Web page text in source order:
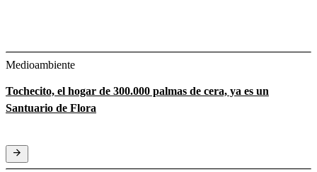
Medioambiente
Tochecito, el hogar de 300.000 palmas de cera, ya es un
Santuario de Flora